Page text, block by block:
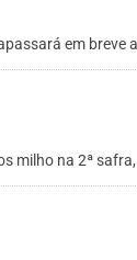
em breve
milho na 2ª